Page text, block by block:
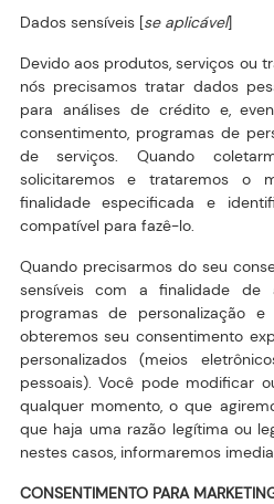
Dados sensíveis [se aplicável]
Devido aos produtos, serviços ou
nós precisamos tratar dados
para análises de crédito e,
consentimento, programas de
de serviços. Quando
solicitaremos e trataremos o
finalidade especificada e
compatível para fazê-lo.
Quando precisarmos do seu
sensíveis com a finalidade de
programas de personalização e
obteremos seu consentimento
personalizados (meios
pessoais). Você pode modificar
qualquer momento, o que
que haja uma razão legítima ou
nestes casos, informaremos
CONSENTIMENTO PARA